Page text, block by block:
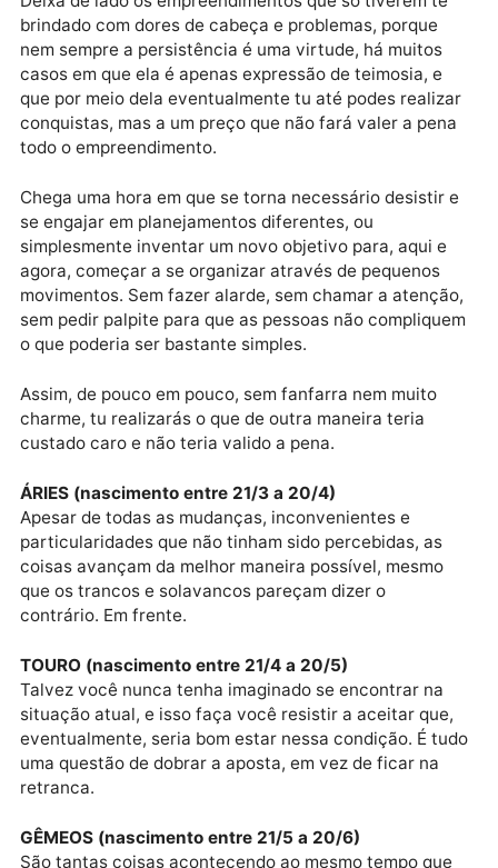
Data estelar: Mercúrio e Urano conjuntos; Lua
minguante em Peixes.
Deixa de lado os empreendimentos que só tiverem te
brindado com dores de cabeça e problemas, porque
casos em que ela é apenas expressão de teimosia, e
que por meio dela eventualmente tu até podes
conquistas, mas a um preço que não fará valer a
todo o empreendimento.
Chega uma hora em que se torna necessário desistir
se engajar em planejamentos diferentes, ou
simplesmente inventar um novo objetivo para, aqui e
agora, começar a se organizar através de pequenos
movimentos. Sem fazer alarde, sem chamar a
o que poderia ser bastante simples.
Assim, de pouco em pouco, sem fanfarra nem muito
charme, tu realizarás o que de outra maneira teria
custado caro e não teria valido a pena.
ÁRIES (nascimento entre 21/3 a 20/4)
Apesar de todas as mudanças, inconvenientes e
particularidades que não tinham sido percebidas, as
coisas avançam da melhor maneira possível, mesmo
que os trancos e solavancos pareçam dizer o
contrário. Em frente.
TOURO (nascimento entre 21/4 a 20/5)